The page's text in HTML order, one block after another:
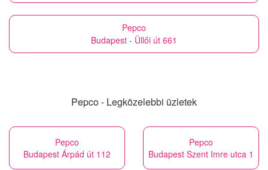
Pepco
Budapest - Üllői út 661
Pepco - Legközelebbi üzletek
Pepco
Budapest Árpád út 112
Pepco
Budapest Szent Imre utca 1